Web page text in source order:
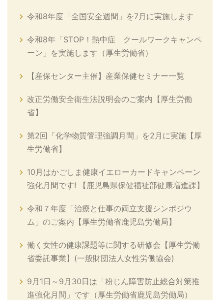
令和8年度「全国安全週間」を7月に実施します
令和8年「STOP！熱中症 クールワークキャンペ
ーン」を実施します（厚生労働省）
【産保センター主催】産業保健セミナー一覧
改正労働安全衛生法説明会のご案内【厚生労働
省】
第2回「化学物質管理強調月間」を2月に実施【厚
生労働省】
10月はかごしま健康イエローカードキャンペーン
強化月間です! 【鹿児島県保健福祉部健康増進課】
令和７年度「治療と仕事の両立支援シンポジウ
ム」のご案内【厚生労働省鹿児島労働局】
働く女性の健康課題等に関する研修会【厚生労働
省委託事業】(一般財団法人女性労働協会)
9月1日～9月30日は「粉じん障害防止総合対策推
進強化月間」です（厚生労働省鹿児島労働局）